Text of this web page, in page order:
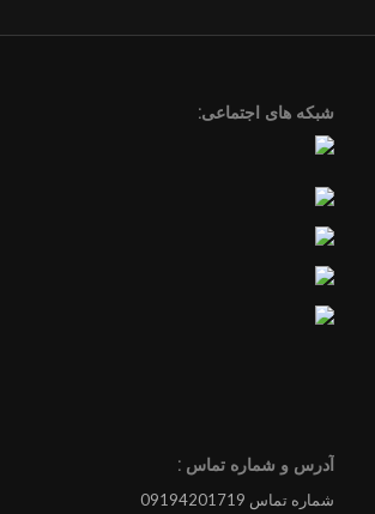
شبکه های اجتماعی:
آدرس و شماره تماس :
شماره تماس 09194201719